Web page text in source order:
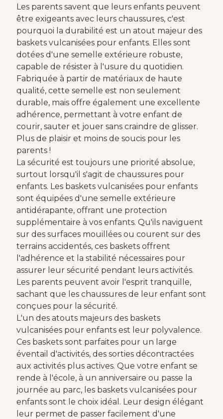
Les parents savent que leurs enfants peuvent
être exigeants avec leurs chaussures, c'est
pourquoi la durabilité est un atout majeur des
baskets vulcanisées pour enfants. Elles sont
dotées d'une semelle extérieure robuste,
capable de résister à l'usure du quotidien.
Fabriquée à partir de matériaux de haute
qualité, cette semelle est non seulement
durable, mais offre également une excellente
adhérence, permettant à votre enfant de
courir, sauter et jouer sans craindre de glisser.
Plus de plaisir et moins de soucis pour les
parents !
La sécurité est toujours une priorité absolue,
surtout lorsqu'il s'agit de chaussures pour
enfants. Les baskets vulcanisées pour enfants
sont équipées d'une semelle extérieure
antidérapante, offrant une protection
supplémentaire à vos enfants. Qu'ils naviguent
sur des surfaces mouillées ou courent sur des
terrains accidentés, ces baskets offrent
l'adhérence et la stabilité nécessaires pour
assurer leur sécurité pendant leurs activités.
Les parents peuvent avoir l'esprit tranquille,
sachant que les chaussures de leur enfant sont
conçues pour la sécurité.
L'un des atouts majeurs des baskets
vulcanisées pour enfants est leur polyvalence.
Ces baskets sont parfaites pour un large
éventail d'activités, des sorties décontractées
aux activités plus actives. Que votre enfant se
rende à l'école, à un anniversaire ou passe la
journée au parc, les baskets vulcanisées pour
enfants sont le choix idéal. Leur design élégant
leur permet de passer facilement d'une